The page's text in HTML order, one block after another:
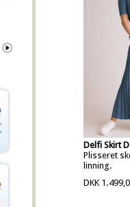
Delfi Skirt
Plisseret
linning.
DKK